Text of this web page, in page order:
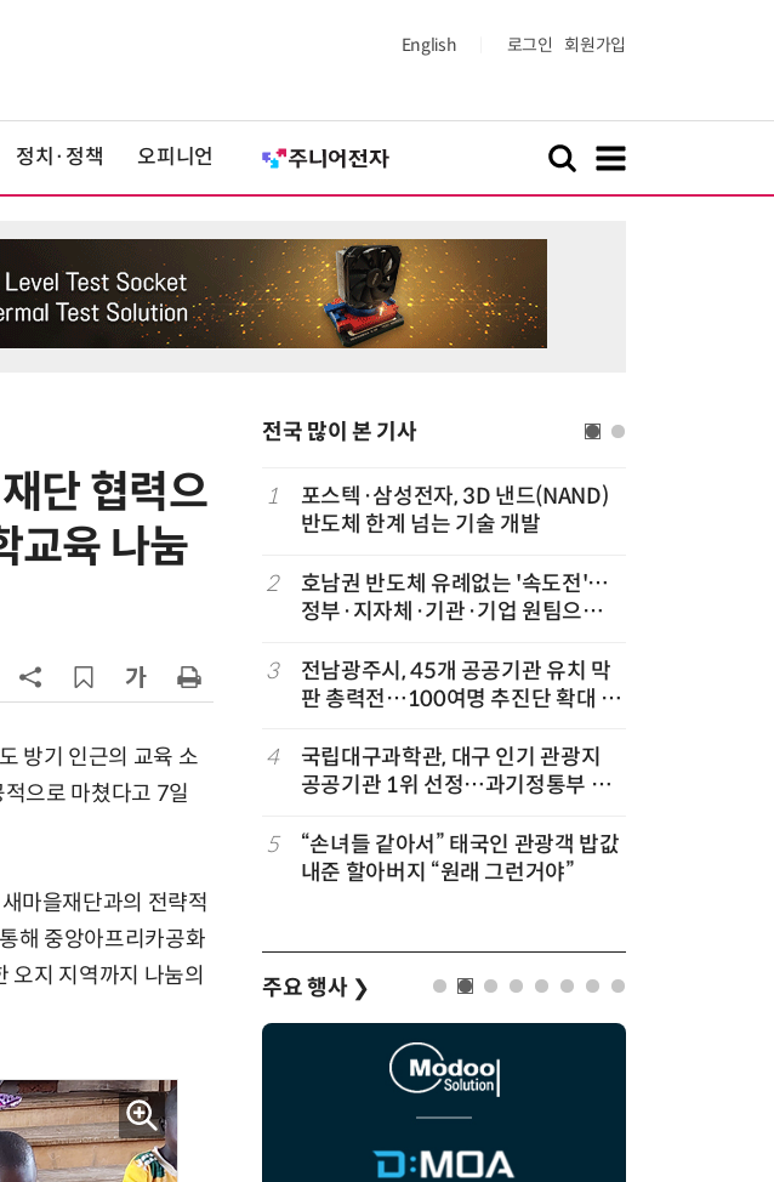
English 로그인 회원가입
정치·정책 오피니언
단 협력으
교육 나눔
방기 인근의 교육 소
으로 마쳤다고 7일
마을재단과의 전략적
해 중앙아프리카공화
오지 지역까지 나눔의
전국 많이 본 기사
뒤 더 뜨거워진다…'재난
기화
, '반도체 클러스터 지정'
의…전방위 총력전
조 AX' 글로벌 거점으
한·중 '피지컬 AI' 글
닥터' 현장
1
포스텍·삼성전자, 3D 낸드(NAND)
반도체 한계 넘는 기술 개발
2
호남권 반도체 유례없는 '속도전'…
정부·지자체·기관·기업 원팀으로
3
전남광주시, 45개 공공기관 유치 막
판 총력전…100여명 추진단 확대 개
4
국립대구과학관, 대구 인기 관광지
공공기관 1위 선정…과기정통부 기
겹경사
5
“손녀들 같아서” 태국인 관광객 밥값
내준 할아버지 “원래 그런거야”
주요 행사 ❯